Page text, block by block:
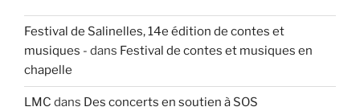
Festival de Salinelles, 14e édition de contes et
musiques - dans Festival de contes et musiques en
chapelle
LMC dans Des concerts en soutien à SOS